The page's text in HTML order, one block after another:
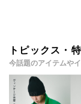
トピックス・
今話題のアイテムや